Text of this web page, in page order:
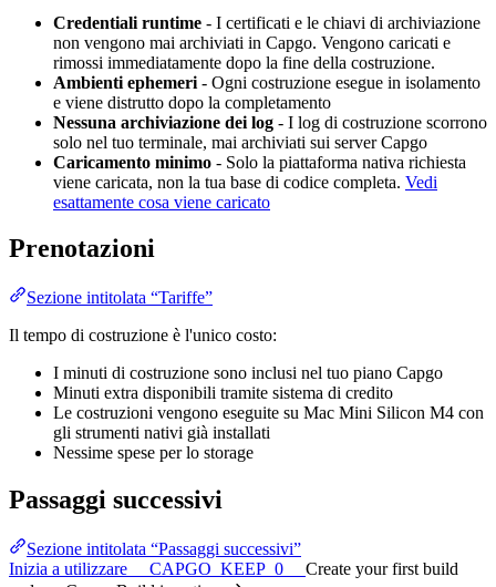
Credentiali runtime - I certificati e le chiavi di archiviazione
non vengono mai archiviati in Capgo. Vengono caricati e
rimossi immediatamente dopo la fine della costruzione.
Ambienti ephemeri - Ogni costruzione esegue in isolamento
e viene distrutto dopo la completamento
Nessuna archiviazione dei log - I log di costruzione scorrono
solo nel tuo terminale, mai archiviati sui server Capgo
Caricamento minimo - Solo la piattaforma nativa richiesta
viene caricata, non la tua base di codice completa. Vedi
esattamente cosa viene caricato
Prenotazioni
Sezione intitolata “Tariffe”
Il tempo di costruzione è l'unico costo:
I minuti di costruzione sono inclusi nel tuo piano Capgo
Minuti extra disponibili tramite sistema di credito
Le costruzioni vengono eseguite su Mac Mini Silicon M4 con
gli strumenti nativi già installati
Nessime spese per lo storage
Passaggi successivi
Sezione intitolata “Passaggi successivi”
Inizia a utilizzare __CAPGO_KEEP_0__
Create your first build